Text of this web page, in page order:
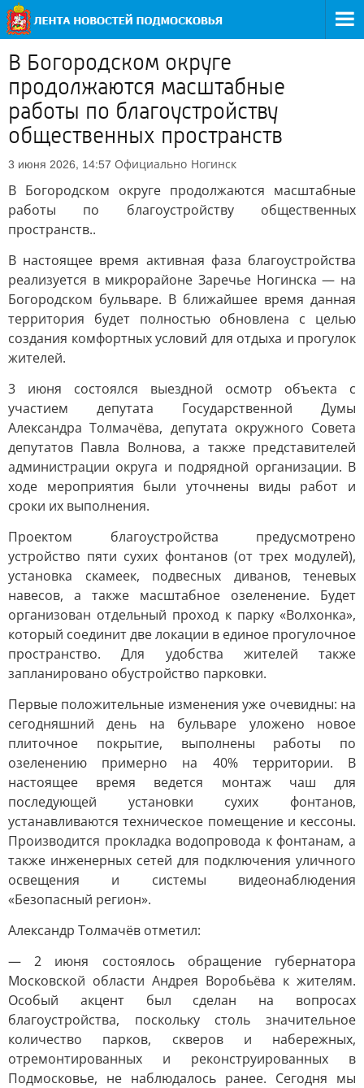
В Богородском округе
продолжаются масштабные
работы по благоустройству
общественных пространств
3 июня 2026, 14:57 Официально Ногинск
В Богородском округе продолжаются масштабные
работы по благоустройству общественных
пространств..
В настоящее время активная фаза благоустройства
реализуется в микрорайоне Заречье Ногинска — на
Богородском бульваре. В ближайшее время данная
территория будет полностью обновлена с целью
создания комфортных условий для отдыха и прогулок
жителей.
3 июня состоялся выездной осмотр объекта с
участием депутата Государственной Думы
Александра Толмачёва, депутата окружного Совета
депутатов Павла Волнова, а также представителей
администрации округа и подрядной организации. В
ходе мероприятия были уточнены виды работ и
сроки их выполнения.
Проектом благоустройства предусмотрено
устройство пяти сухих фонтанов (от трех модулей),
установка скамеек, подвесных диванов, теневых
навесов, а также масштабное озеленение. Будет
организован отдельный проход к парку «Волхонка»,
который соединит две локации в единое прогулочное
пространство. Для удобства жителей также
запланировано обустройство парковки.
Первые положительные изменения уже очевидны: на
сегодняшний день на бульваре уложено новое
плиточное покрытие, выполнены работы по
озеленению примерно на 40% территории. В
настоящее время ведется монтаж чаш для
последующей установки сухих фонтанов,
устанавливаются техническое помещение и кессоны.
Производится прокладка водопровода к фонтанам, а
также инженерных сетей для подключения уличного
освещения и системы видеонаблюдения
«Безопасный регион».
Александр Толмачёв отметил:
— 2 июня состоялось обращение губернатора
Московской области Андрея Воробьёва к жителям.
Особый акцент был сделан на вопросах
благоустройства, поскольку столь значительное
количество парков, скверов и набережных,
отремонтированных и реконструированных в
Подмосковье, не наблюдалось ранее. Сегодня мы